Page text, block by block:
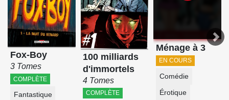
Fox-Boy
3 Tomes
COMPLÈTE
Fantastique
100 milliards
d'immortels
4 Tomes
COMPLÈTE
Ménage à 3
EN COURS
Comédie
Érotique